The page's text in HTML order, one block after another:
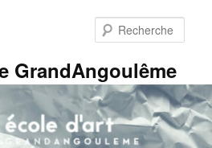
GrandAngoulême